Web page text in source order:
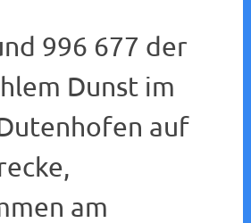
996 677 der
Dunst im
auf
am